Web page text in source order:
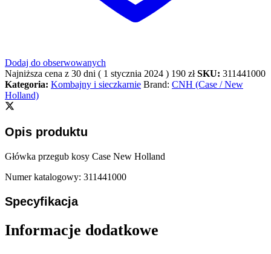
Dodaj do obserwowanych
Najniższa cena z 30 dni ( 1 stycznia 2024 ) 190 zł SKU: 311441000
Kategoria: Kombajny i sieczkarnie Brand: CNH (Case / New
Holland)
Opis produktu
Główka przegub kosy Case New Holland
Numer katalogowy: 311441000
Specyfikacja
Informacje dodatkowe